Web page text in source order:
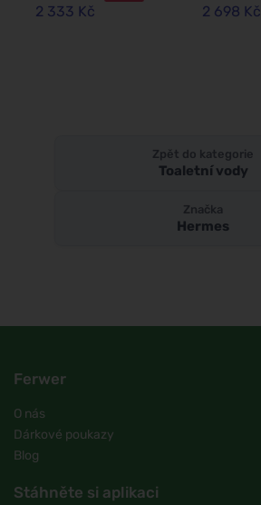
2 333 Kč 2 698 Kč
Zpět do kategorie
Toaletní vody
Značka
Hermes
Ferwer
O nás
Dárkové poukazy
Blog
Stáhněte si aplikaci